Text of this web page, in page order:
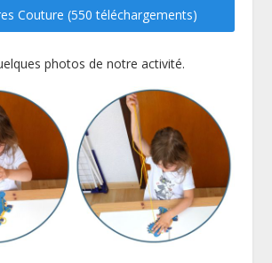
Couture (550 téléchargements)
photos de notre activité.